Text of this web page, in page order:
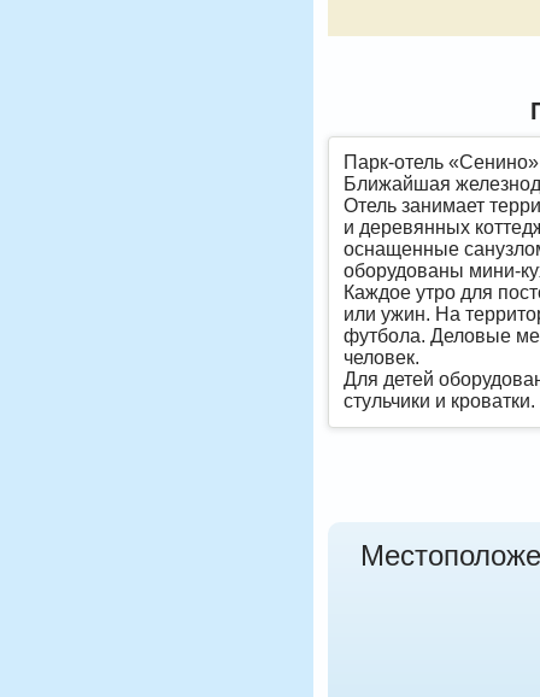
Парк-отель
Ближайшая
Отель занимает
и деревянных
оснащенные
оборудованы мини-
Каждое утро для
или ужин. На
футбола. Деловые
человек.
Для детей
стульчики и кроватки.